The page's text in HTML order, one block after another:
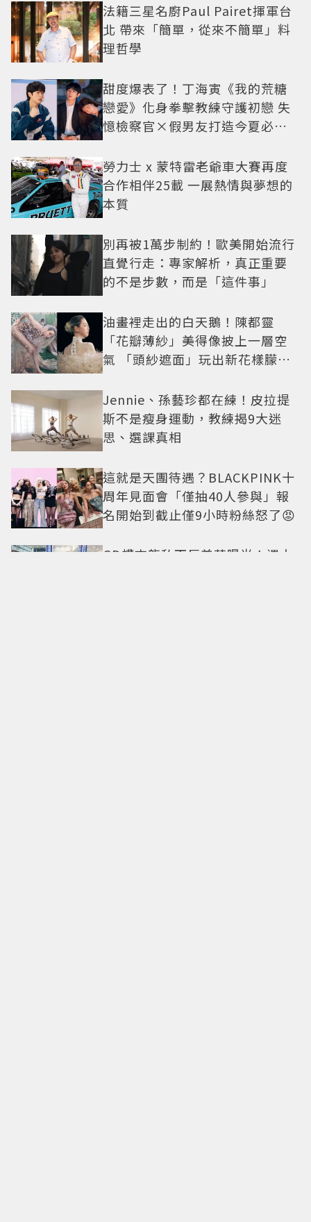
法籍三星名廚Paul Pairet揮軍台
北 帶來「簡單，從來不簡單」料
理哲學
甜度爆表了！丁海寅《我的荒糖
戀愛》化身拳擊教練守護初戀 失
憶檢察官×假男友打造今夏必看
勞力士 x 蒙特雷老爺車大賽再度
合作相伴25載 一展熱情與夢想的
本質
別再被1萬步制約！歐美開始流行
直覺行走：專家解析，真正重要
的不是步數，而是「這件事」
油畫裡走出的白天鵝！陳都靈
「花瓣薄紗」美得像披上一層空
氣 「頭紗遮面」玩出新花樣朦朧
Jennie、孫藝珍都在練！皮拉提
斯不是瘦身運動，教練揭9大迷
思、選課真相
這就是天團待遇？BLACKPINK十
周年見面會「僅抽40人參與」報
名開始到截止僅9小時粉絲怒了😡
GD權志龍私下反差萌曝光！遇大